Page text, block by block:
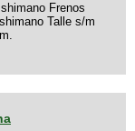
Frenos
Talle s/m